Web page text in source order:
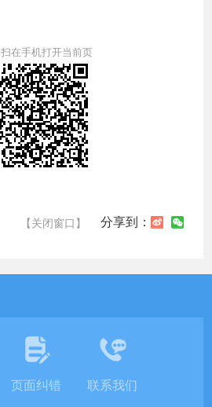
在手机打开当前页
【关闭窗口】 分享到：
页面纠错 联系我们